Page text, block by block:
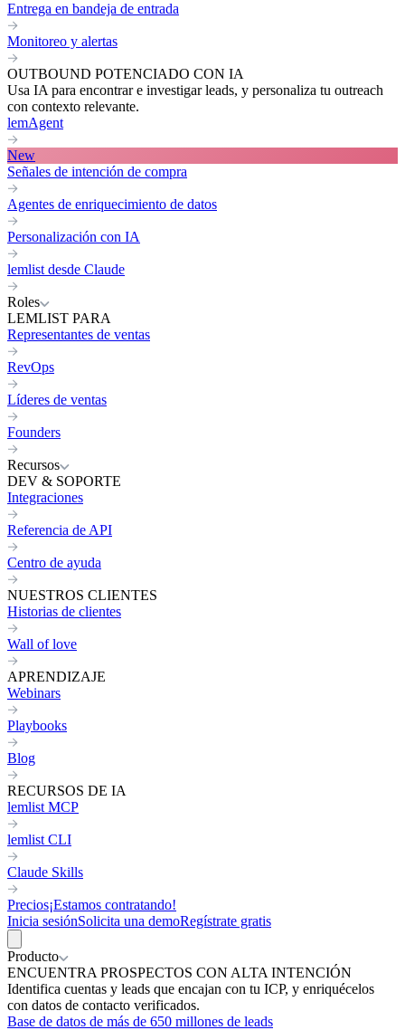
Entrega en bandeja de entrada
Monitoreo y alertas
OUTBOUND POTENCIADO CON IA
Usa IA para encontrar e investigar leads, y personaliza tu outreach
con contexto relevante.
lemAgent
New
Señales de intención de compra
Agentes de enriquecimiento de datos
Personalización con IA
lemlist desde Claude
Roles
LEMLIST PARA
Representantes de ventas
RevOps
Líderes de ventas
Founders
Recursos
DEV & SOPORTE
Integraciones
Referencia de API
Centro de ayuda
NUESTROS CLIENTES
Historias de clientes
Wall of love
APRENDIZAJE
Webinars
Playbooks
Blog
RECURSOS DE IA
lemlist MCP
lemlist CLI
Claude Skills
Precios¡Estamos contratando!
Inicia sesiónSolicita una demoRegístrate gratis
Producto
ENCUENTRA PROSPECTOS CON ALTA INTENCIÓN
Identifica cuentas y leads que encajan con tu ICP, y enriquécelos
con datos de contacto verificados.
Base de datos de más de 650 millones de leads